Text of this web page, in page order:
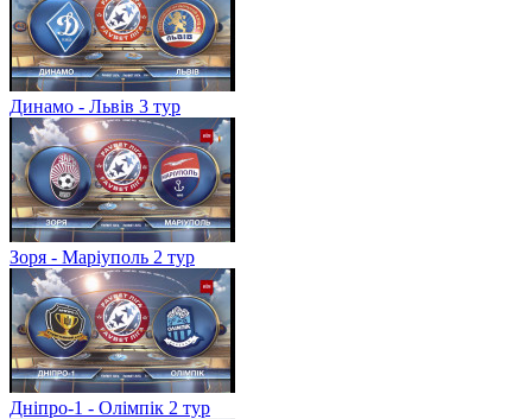
Динамо - Львів 3 тур
Зоря - Маріуполь 2 тур
Дніпро-1 - Олімпік 2 тур